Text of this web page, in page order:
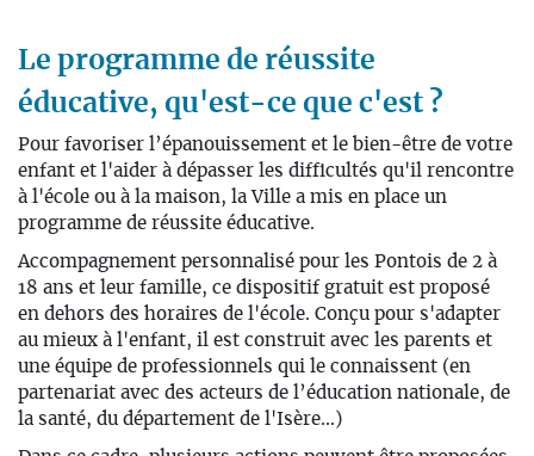
Le programme de réussite
éducative, qu'est-ce que c'est ?
Pour favoriser l’épanouissement et le bien-être de votre
enfant et l'aider à dépasser les difficultés qu'il rencontre
à l'école ou à la maison, la Ville a mis en place un
programme de réussite éducative.
Accompagnement personnalisé pour les Pontois de 2 à
18 ans et leur famille, ce dispositif gratuit est proposé
en dehors des horaires de l'école. Conçu pour s'adapter
au mieux à l'enfant, il est construit avec les parents et
une équipe de professionnels qui le connaissent (en
partenariat avec des acteurs de l’éducation nationale, de
la santé, du département de l'Isère...)